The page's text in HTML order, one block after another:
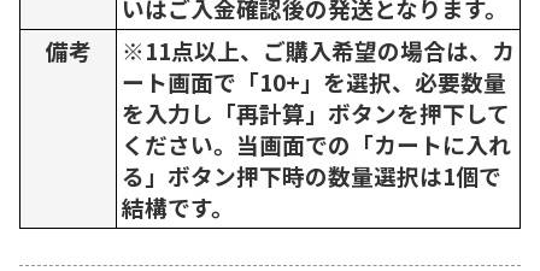
いはご入金確認後の発送となります。
備考
※11点以上、ご購入希望の場合は、カ
ート画面で「10+」を選択、必要数量
を入力し「再計算」ボタンを押下して
ください。当画面での「カートに入れ
る」ボタン押下時の数量選択は1個で
結構です。